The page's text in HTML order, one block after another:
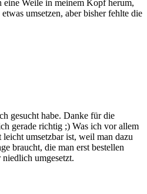
eine Weile in meinem Kopf herum,
umsetzen, aber bisher fehlte die
gesucht habe. Danke für die
gerade richtig ;) Was ich vor allem
umsetzbar ist, weil man dazu
braucht, die man erst bestellen
niedlich umgesetzt.